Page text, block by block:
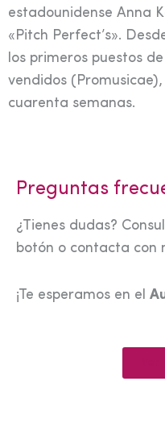
estadounidense Anna
«Pitch Perfect’s».
los primeros puestos
vendidos
cuarenta semanas.
Preguntas
¿Tienes dudas?
botón o contacta con
¡Te esperamos en el